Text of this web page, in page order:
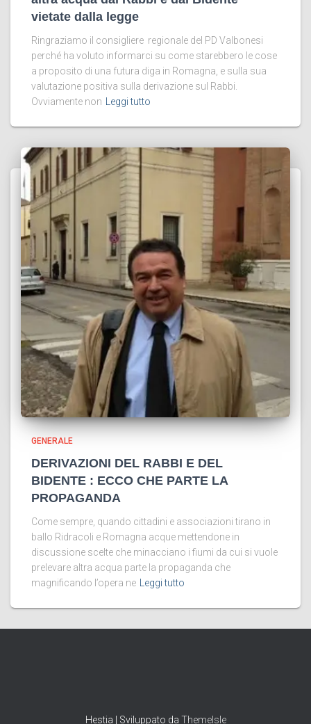
vietate dalla legge
Ringraziamo il consigliere regionale del PD Valbonesi
perché ha voluto informarci su come starebbero le cose
a proposito di una futura diga in Romagna, e sulla sua
valutazione positiva sulla derivazione sul Rabbi.
Ovviamente non
Leggi tutto
GENERALE
DERIVAZIONI DEL RABBI E DEL
BIDENTE : ECCO CHE PARTE LA
PROPAGANDA
Come sempre, quando cittadini e associazioni tirano in
ballo Ridracoli e Romagna acque mettendone in
discussione scelte che minacciano i fiumi da cui si vuole
prelevare altra acqua parte la propaganda che
magnificando l’opera ne
Leggi tutto
Hestia | Sviluppato da ThemeIsle